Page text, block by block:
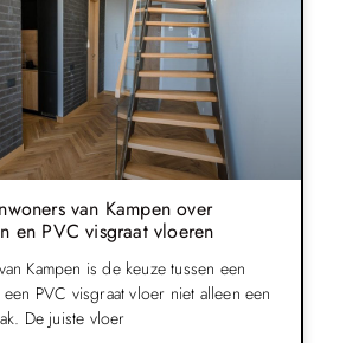
van Kampen over
en PVC visgraat vloeren
Kampen is de keuze tussen een
PVC visgraat vloer niet alleen een
De juiste vloer